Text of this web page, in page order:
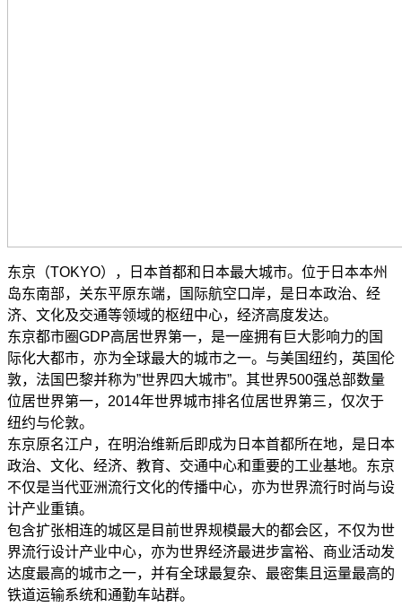
东京（TOKYO），日本首都和日本最大城市。位于日本本州
岛东南部，关东平原东端，国际航空口岸，是日本政治、经
济、文化及交通等领域的枢纽中心，经济高度发达。
东京都市圈GDP高居世界第一，是一座拥有巨大影响力的国
际化大都市，亦为全球最大的城市之一。与美国纽约，英国伦
敦，法国巴黎并称为”世界四大城市”。其世界500强总部数量
位居世界第一，2014年世界城市排名位居世界第三，仅次于
纽约与伦敦。
东京原名江户，在明治维新后即成为日本首都所在地，是日本
政治、文化、经济、教育、交通中心和重要的工业基地。东京
不仅是当代亚洲流行文化的传播中心，亦为世界流行时尚与设
计产业重镇。
包含扩张相连的城区是目前世界规模最大的都会区，不仅为世
界流行设计产业中心，亦为世界经济最进步富裕、商业活动发
达度最高的城市之一，并有全球最复杂、最密集且运量最高的
铁道运输系统和通勤车站群。